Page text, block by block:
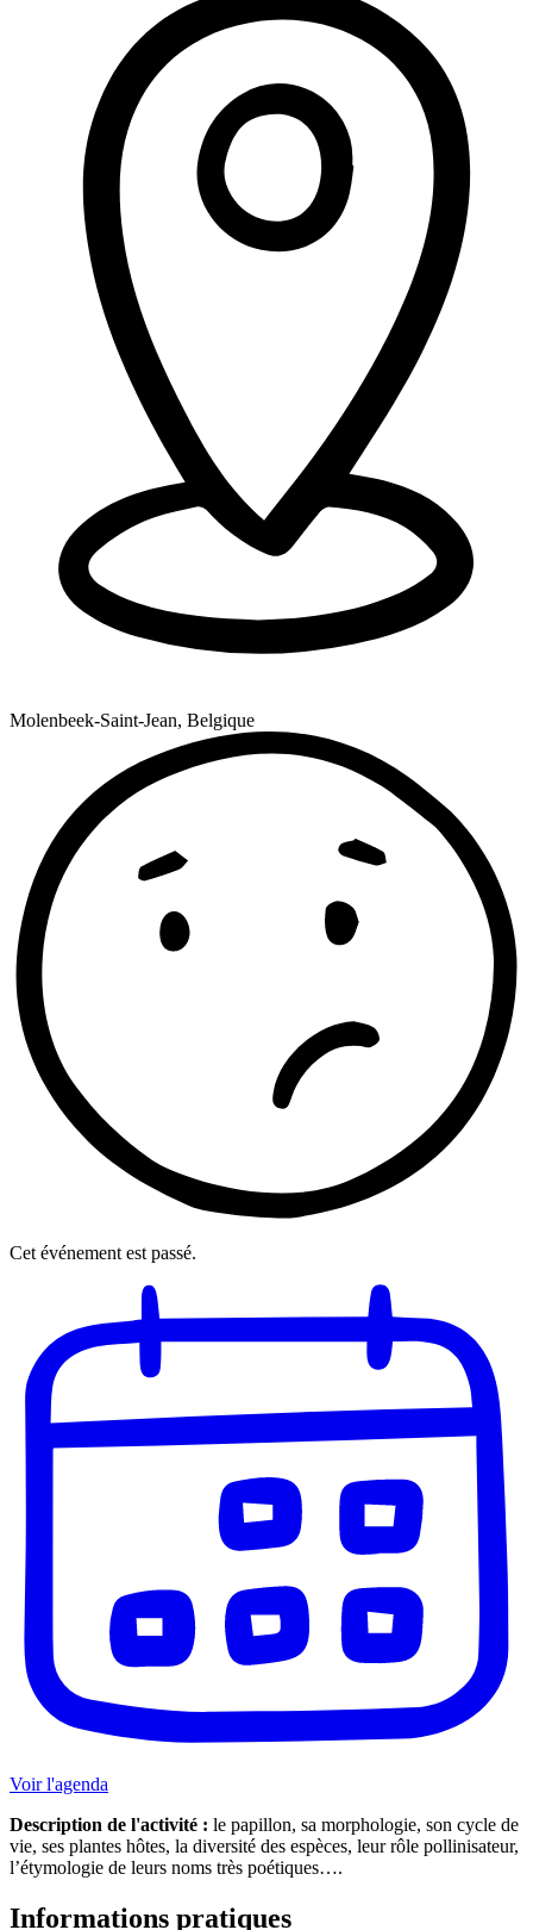
Molenbeek-Saint-Jean, Belgique
Cet événement est passé.
Voir l'agenda
Description de l'activité : le papillon, sa morphologie, son cycle de
vie, ses plantes hôtes, la diversité des espèces, leur rôle pollinisateur,
l’étymologie de leurs noms très poétiques….
Informations pratiques